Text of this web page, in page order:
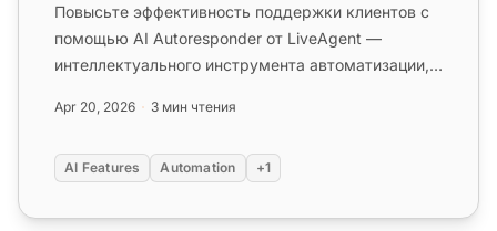
Повысьте эффективность поддержки клиентов с
помощью AI Autoresponder от LiveAgent —
интеллектуального инструмента автоматизации,
Apr 20, 2026 3 мин чтения
AI Features Automation +1